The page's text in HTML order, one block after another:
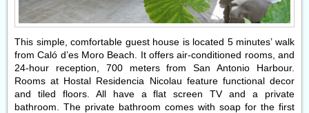
This simple, comfortable guest house is located 5 minutes’ walk
from Caló d’es Moro Beach. It offers air-conditioned rooms, and
24-hour reception, 700 meters from San Antonio Harbour.
Rooms at Hostal Residencia Nicolau feature functional decor
and tiled floors. All have a flat screen TV and a private
bathroom. The private bathroom comes with soap for the first